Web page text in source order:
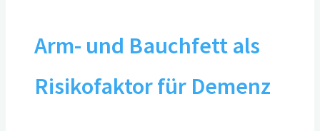
Arm- und Bauchfett als
Risikofaktor für Demenz